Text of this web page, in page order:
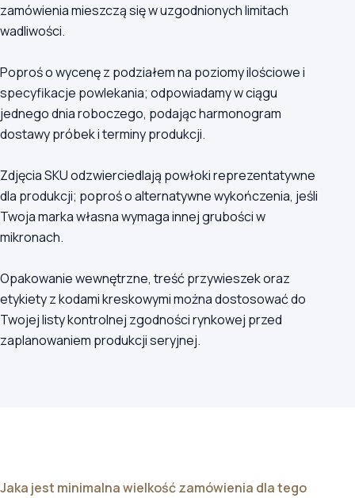
zamówienia mieszczą się w uzgodnionych limitach
wadliwości.
Poproś o wycenę z podziałem na poziomy ilościowe i
specyfikacje powlekania; odpowiadamy w ciągu
jednego dnia roboczego, podając harmonogram
dostawy próbek i terminy produkcji.
Zdjęcia SKU odzwierciedlają powłoki reprezentatywne
dla produkcji; poproś o alternatywne wykończenia, jeśli
Twoja marka własna wymaga innej grubości w
mikronach.
Opakowanie wewnętrzne, treść przywieszek oraz
etykiety z kodami kreskowymi można dostosować do
Twojej listy kontrolnej zgodności rynkowej przed
zaplanowaniem produkcji seryjnej.
Jaka jest minimalna wielkość zamówienia dla tego